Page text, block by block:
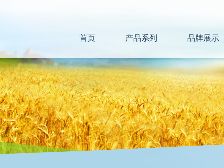
首页 产品系列 品牌展示